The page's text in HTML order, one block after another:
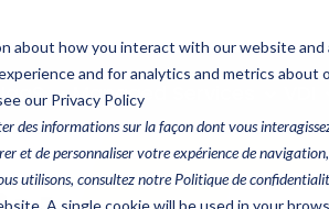
about how you interact with our website and
and for analytics and metrics about
our Privacy Policy
des informations sur la façon dont vous
et de personnaliser votre expérience de navigation,
utilisons, consultez notre Politique de
A single cookie will be used in your
IaaS Managed Services